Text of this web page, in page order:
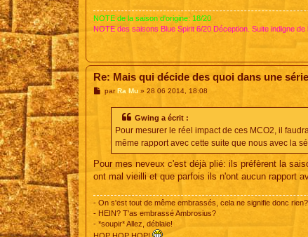
NOTE de la saison d'origine: 18/20
NOTE des saisons Blue Spirit 6/20 Déception. Suite indigne de
Re: Mais qui décide des quoi dans une
MparRa Mu» 28 06 2014, 18:08
Gwing a écrit :
Pour mesurer le réel impact de ces MCO2, il
même rapport avec cette suite que nous avec la
Pour mes neveux c'est déjà plié: ils préfèrent la
ont mal vieilli et que parfois ils n'ont aucun rapport
- On s'est tout de même embrassés, cela ne signifie donc rien?
- HEIN? T'as embrassé Ambrosius?
- *soupir* Allez, déblaie!
HOP HOP HOP!